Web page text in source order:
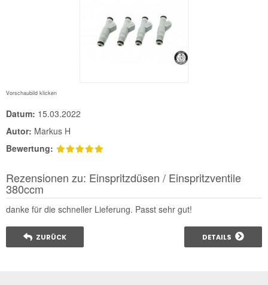
Vorschaubild klicken
Datum: 15.03.2022
Autor: Markus H
Bewertung:
Rezensionen zu: Einspritzdüsen / Einspritzventile
380ccm
danke für die schneller Lieferung. Passt sehr gut!
ZURÜCK DETAILS